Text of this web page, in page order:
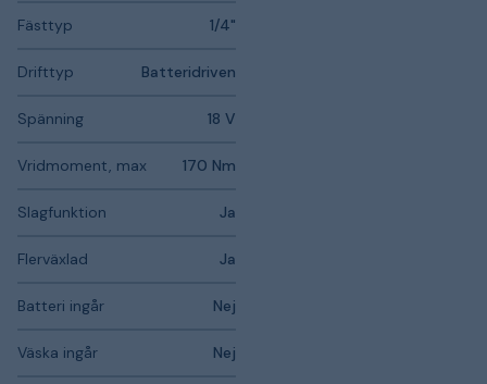
Fästtyp 1/4"
Drifttyp Batteridriven
Spänning 18 V
Vridmoment, max 170 Nm
Slagfunktion Ja
Flerväxlad Ja
Batteri ingår Nej
Väska ingår Nej